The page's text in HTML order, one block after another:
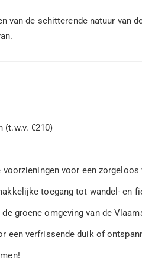
van de schitterende natuur van
(t.w.v. €210)
voor een zorgeloos
toegang tot wandel- en
groene omgeving van de
een verfrissende duik of